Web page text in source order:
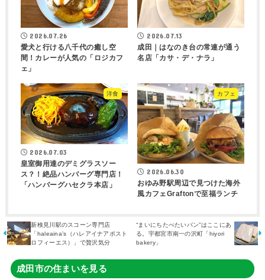
2026.07.26
愛犬と行ける八千代の癒し空
間！カレーが人気の「ロジカフ
ェ」
2026.07.13
成田｜はなのき台の常連が通う
名店「カサ・デ・ナラ」
洋食
2026.07.03
皇室御用達のデミグラスソー
ス？！絶品ハンバーグ専門店！
「ハンバーグハセクラ本店」
カフェ
2026.06.30
おゆみ野駅周辺で見つけた海外
風カフェGraftonで至福ランチ
新検見川駅のスコーン専門店
「haleaina’s（ハレアイナアポスト
ロフィーエス）」で贅沢気分
“まいにちたべたいパン”はここにあ
る。宇都宮市南一の沢町「hiyori
bakery」
成田市の住まいを見る